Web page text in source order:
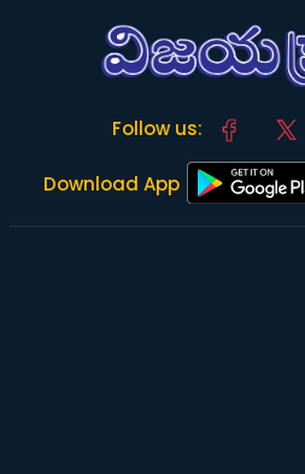
Follow us:
Download App